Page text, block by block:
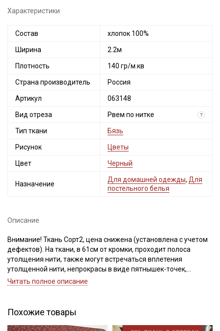
Характеристики
Состав хлопок 100%
Ширина 2.2м
Плотность 140 гр/м.кв
Страна производитель Россия
Артикул 063148
Вид отреза Рвем по нитке ?
Тип ткани Бязь
Рисунок Цветы
Цвет Черный
Назначение
Для домашней одежды, Для
постельного белья
Описание
Внимание! Ткань Сорт2, цена снижена (установлена с учетом
дефектов). На ткани, в 61см от кромки, проходит полоса
утолщения нити, также могут встречаться вплетения
утолщенной нити, непрокрасы в виде пятнышек-точек,
дефекты на кромке и на расстоянии до 5 см края ткани.
Бязь – это натуральная ткань, полотняного переплетения,
поверхность ткани ровная, матовая, по фактуре с обеих
сторон одинаковая, не тянется, имеет среднюю сминаемость.
Читать полное описание
Похожие товары